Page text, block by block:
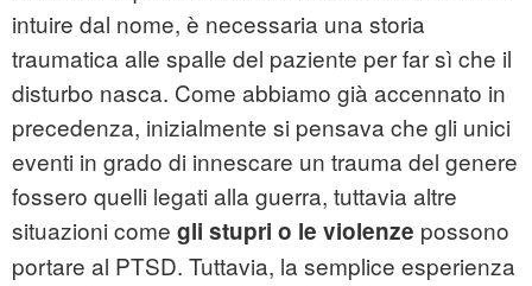
intuire dal nome, è necessaria una storia
traumatica alle spalle del paziente per far sì che il
disturbo nasca. Come abbiamo già accennato in
precedenza, inizialmente si pensava che gli unici
eventi in grado di innescare un trauma del genere
fossero quelli legati alla guerra, tuttavia altre
situazioni come gli stupri o le violenze possono
portare al PTSD. Tuttavia, la semplice esperienza